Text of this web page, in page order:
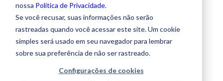
nossa Política de Privacidade.
Se você recusar, suas informações não serão
rastreadas quando você acessar este site. Um cookie
simples será usado em seu navegador para lembrar
sobre sua preferência de não ser rastreado.
Configurações de cookies
BAHEMA EDUCAÇÃO S.A.
Companhia Aberta – BAHI3
CNPJ 45.987.245/0001-92
NIRE 35.300.185.366
FATO RELEVANTE